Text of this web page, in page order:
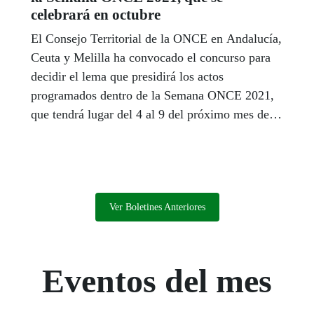
celebrará en octubre
El Consejo Territorial de la ONCE en Andalucía,
Ceuta y Melilla ha convocado el concurso para
decidir el lema que presidirá los actos
programados dentro de la Semana ONCE 2021,
que tendrá lugar del 4 al 9 del próximo mes de
pero este año se prevé adaptarse a los nuevos
protocolos para garantizar su organización y
intergeneracional en el que participarán jóvenes
Ver Boletines Anteriores
Eventos del mes